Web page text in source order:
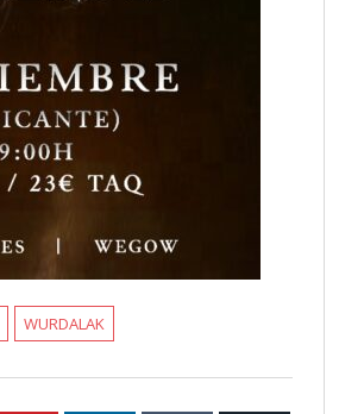
WURDALAK